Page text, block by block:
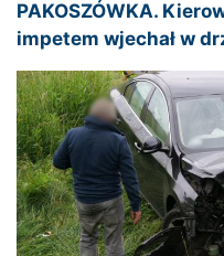
PAKOSZÓWKA.
impetem wjechał w